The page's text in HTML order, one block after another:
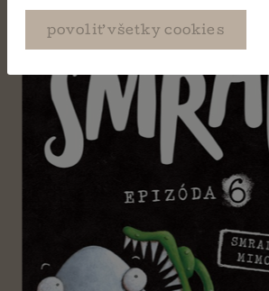
povoliť všetky cookies